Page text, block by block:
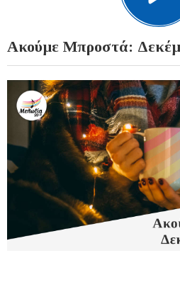
Ακούμε Μπροστά: